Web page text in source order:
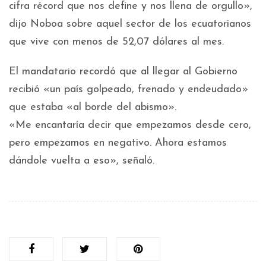
cifra récord que nos define y nos llena de orgullo»,
dijo Noboa sobre aquel sector de los ecuatorianos
que vive con menos de 52,07 dólares al mes.
El mandatario recordó que al llegar al Gobierno
recibió «un país golpeado, frenado y endeudado»
que estaba «al borde del abismo».
«Me encantaría decir que empezamos desde cero,
pero empezamos en negativo. Ahora estamos
dándole vuelta a eso», señaló.